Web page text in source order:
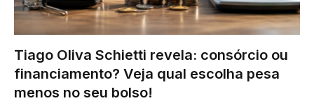
Tiago Oliva Schietti revela: consórcio ou
financiamento? Veja qual escolha pesa
menos no seu bolso!